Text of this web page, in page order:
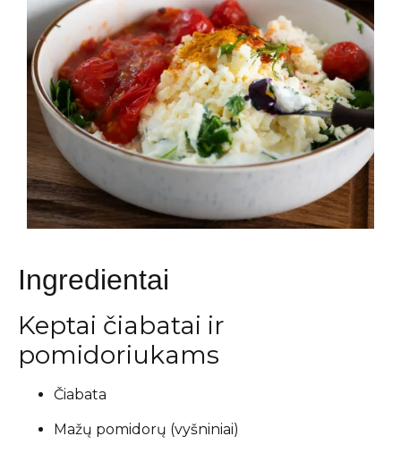
Ingredientai
Keptai čiabatai ir
pomidoriukams
Čiabata
Mažų pomidorų (vyšniniai)